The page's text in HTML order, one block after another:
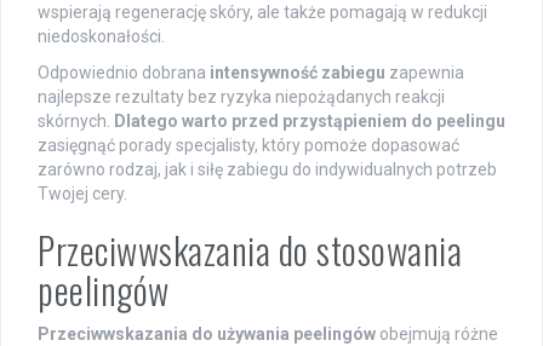
wspierają regenerację skóry, ale także pomagają w redukcji
niedoskonałości.
Odpowiednio dobrana intensywność zabiegu zapewnia
najlepsze rezultaty bez ryzyka niepożądanych reakcji
skórnych.
Dlatego warto przed przystąpieniem do peelingu
zasięgnąć porady specjalisty, który pomoże dopasować
zarówno rodzaj, jak i siłę zabiegu do indywidualnych potrzeb
Twojej cery.
Przeciwwskazania do stosowania
peelingów
Przeciwwskazania do używania peelingów obejmują różne